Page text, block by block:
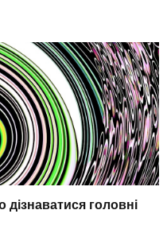
дізнаватися головні